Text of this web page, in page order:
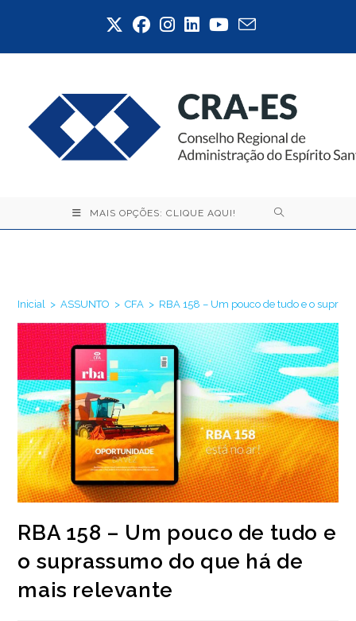
MAIS OPÇÕES: CLIQUE AQUI!
Inicial > ASSUNTO > CFA > RBA 158 – Um pouco de tudo e o
RBA 158 – Um pouco de tudo e
o suprassumo do que há de
mais relevante